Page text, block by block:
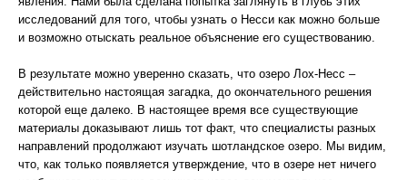
исследований для того, чтобы узнать о Несси как можно больше
и возможно отыскать реальное объяснение его существованию.
В результате можно уверенно сказать, что озеро Лох-Несс –
действительно настоящая загадка, до окончательного решения
которой еще далеко. В настоящее время все существующие
материалы доказывают лишь тот факт, что специалисты разных
направлений продолжают изучать шотландское озеро. Мы видим,
что, как только появляется утверждение, что в озере нет ничего